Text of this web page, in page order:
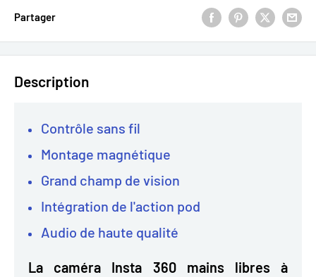
Partager
Description
Contrôle sans fil
Montage magnétique
Grand champ de vision
Intégration de l'action pod
Audio de haute qualité
La caméra Insta 360 mains libres à